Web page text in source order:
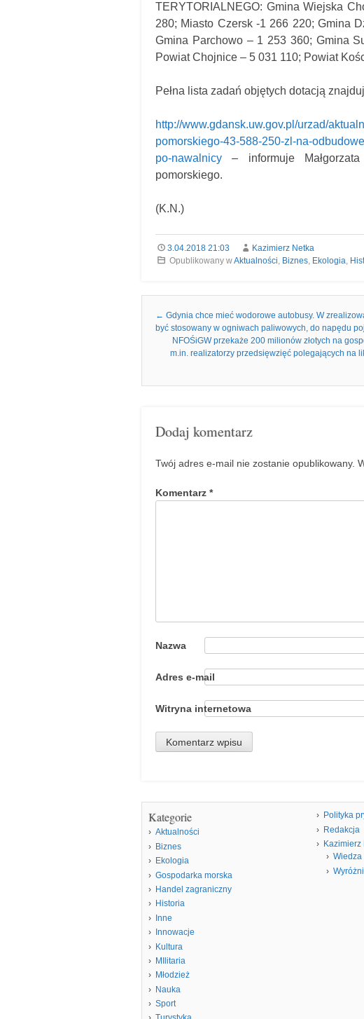
TERYTORIALNEGO: Gmina Wiejska
280; Miasto Czersk -1 266 220; Gmina
Gmina Parchowo – 1 253 360; Gmina
Powiat Chojnice – 5 031 110; Powiat
Pełna lista zadań objętych dotacją
http://www.gdansk.uw.gov.pl/urzad/
pomorskiego-43-588-250-zl-na-
po-nawalnicy – informuje
pomorskiego.
(K.N.)
3.04.2018 21:03
Kazimierz Netka
Opublikowany wAktualności, Biznes, Ekologia,
Nawigacja we wpisach
← Gdynia chce mieć wodorowe autobusy. W
być stosowany w ogniwach paliwowych, do napędu
NFOŚiGW przekaże 200 milionów złotych na
m.in. realizatorzy przedsięwzięć polegających na
Dodaj komentarz
Twój adres e-mail nie zostanie opublikowany.
Komentarz *
Nazwa
Adres e-mail
Witryna internetowa
Kategorie
Aktualności
Biznes
Ekologia
Gospodarka morska
Handel zagraniczny
Historia
Inne
Innowacje
Kultura
MIlitaria
Młodzież
Nauka
Sport
Polityka
Redakcja
Kazimierz
Wiedza